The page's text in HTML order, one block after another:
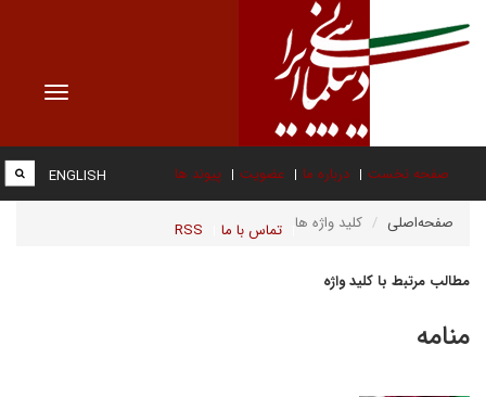
Toggle
صفحه نخست درباره ما عضویت پیوند ها
تماس با ما RSS
ENGLISH
صفحه‌اصلی کلید واژه ها
مطالب مرتبط با کلید واژه
منامه